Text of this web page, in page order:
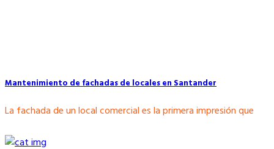
Mantenimiento de fachadas de locales en Santander
La fachada de un local comercial es la primera impresión que